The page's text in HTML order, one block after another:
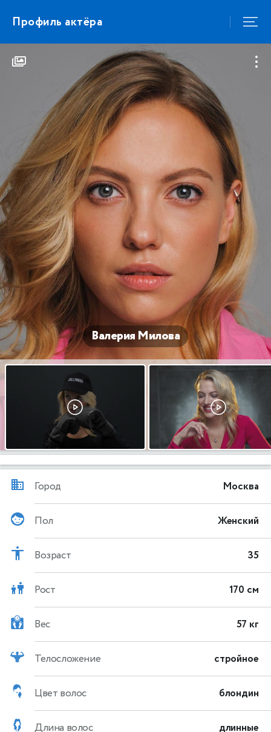
Профиль актёра
Валерия Милова
Город Москва
Пол Женский
Возраст 35
Рост 170 см
Вес 57 кг
Телосложение стройное
Цвет волос блондин
Длина волос длинные